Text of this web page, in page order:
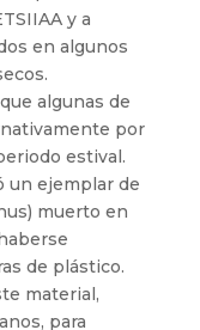
y a
en algunos
algunas de
por
estival.
un ejemplar de
muerto en
de plástico.
material,
para